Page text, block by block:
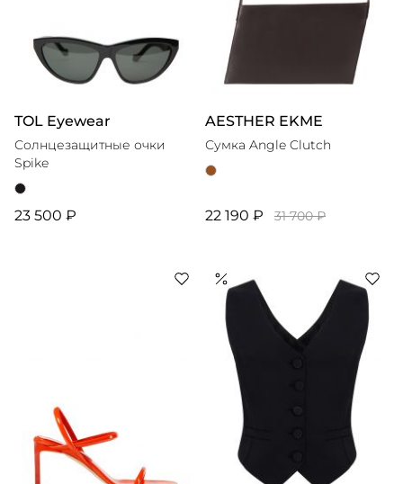
TOL Eyewear
Солнцезащитные очки
Spike
23 500 ₽
AESTHER EKME
Сумка Angle Clutch
22 190 ₽ 31 700 ₽